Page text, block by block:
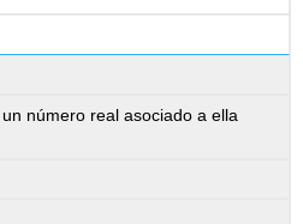
número real asociado a ella